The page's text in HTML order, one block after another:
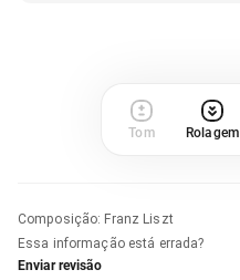
Tom Rolagem
Composição: Franz Liszt
Essa informação está errada?
Enviar revisão